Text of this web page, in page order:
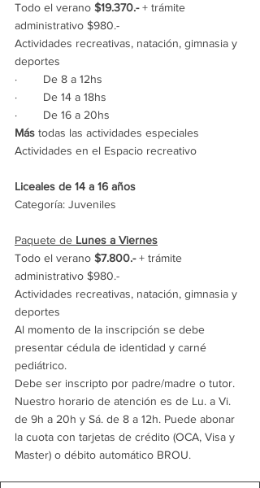
Todo el verano $19.370.- + trámite
administrativo $980.-
Actividades recreativas, natación, gimnasia y
deportes
·        De 8 a 12hs
·        De 14 a 18hs
·        De 16 a 20hs
Más todas las actividades especiales
Actividades en el Espacio recreativo
Liceales de 14 a 16 años
Categoría: Juveniles
Paquete de Lunes a Viernes
Todo el verano $7.800.- + trámite
administrativo $980.-
Actividades recreativas, natación, gimnasia y
deportes
Al momento de la inscripción se debe
presentar cédula de identidad y carné
pediátrico.
Debe ser inscripto por padre/madre o tutor.
Nuestro horario de atención es de Lu. a Vi.
de 9h a 20h y Sá. de 8 a 12h. Puede abonar
la cuota con tarjetas de crédito (OCA, Visa y
Master) o débito automático BROU.